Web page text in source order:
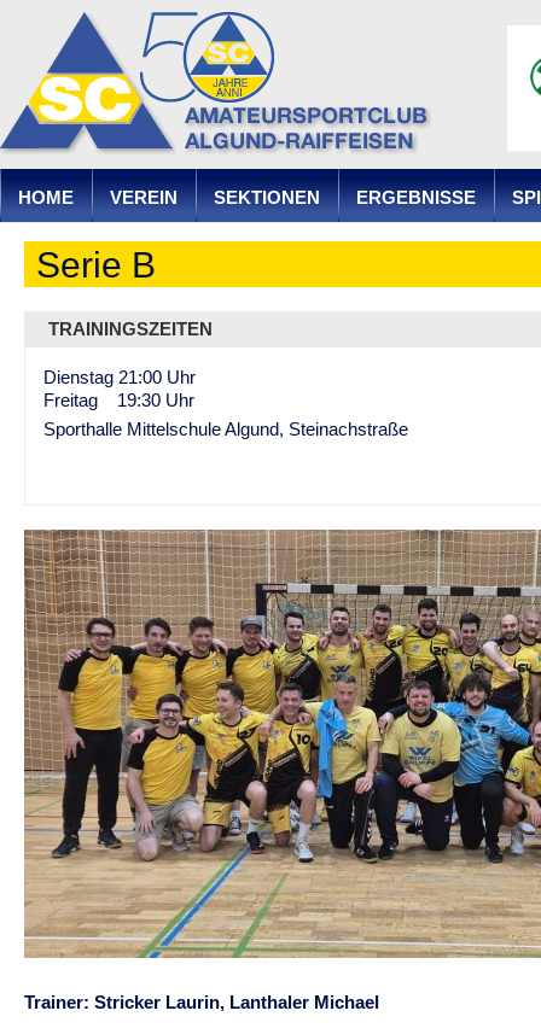
HOME VEREIN SEKTIONEN ERGEBNISSE
Serie B
TRAININGSZEITEN
Dienstag 21:00 Uhr
Freitag 19:30 Uhr
Sporthalle Mittelschule Algund, Steinachstraße
Trainer: Stricker Laurin, Lanthaler Michael